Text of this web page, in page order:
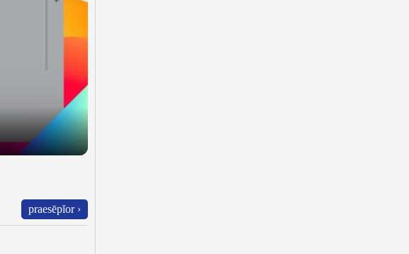
praesēpĭor ›